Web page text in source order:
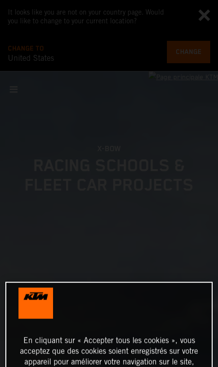
It looks like you are not on your country page. Would
you like to change to your current location?
CHANGE TO
United States
CHANGE
En cliquant sur « Accepter tous les cookies », vous
acceptez que des cookies soient enregistrés sur votre
appareil pour améliorer votre navigation sur le site,